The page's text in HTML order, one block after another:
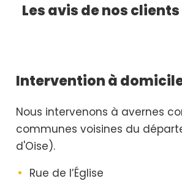
Les avis de nos
Intervention à
Nous intervenons à avernes
communes voisines du
d'Oise).
Rue de l’Église